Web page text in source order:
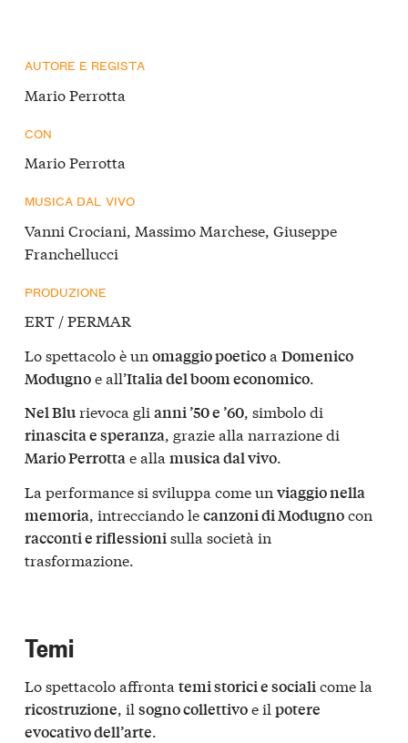
AUTORE E REGISTA
Mario Perrotta
CON
Mario Perrotta
MUSICA DAL VIVO
Vanni Crociani, Massimo Marchese, Giuseppe
Franchellucci
PRODUZIONE
ERT / PERMAR
Lo spettacolo è un omaggio poeticoa Domenico
Modugnoe all’Italia del boom economico.
Nel Blurievoca gli anni ’50 e ’60, simbolo di
rinascita e speranza, grazie alla narrazione di
Mario Perrottae alla musica dal vivo.
La performance si sviluppa come un viaggio nella
memoria, intrecciando lecanzoni di Modugnocon
racconti e riflessionisulla società in
trasformazione.
Temi
Lo spettacolo affronta temi storici e socialicome la
ricostruzione, il sogno collettivoe il potere
evocativo dell’arte.